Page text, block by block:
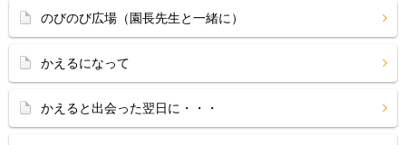
のびのび広場（園長先生と一緒に）
かえるになって
かえると出会った翌日に・・・